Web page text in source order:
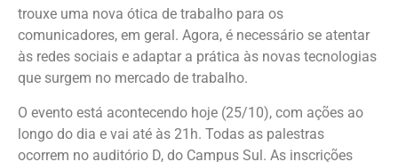
trouxe uma nova ótica de trabalho para os
comunicadores, em geral. Agora, é necessário se atentar
às redes sociais e adaptar a prática às novas tecnologias
que surgem no mercado de trabalho.
O evento está acontecendo hoje (25/10), com ações ao
longo do dia e vai até às 21h. Todas as palestras
ocorrem no auditório D, do Campus Sul. As inscrições